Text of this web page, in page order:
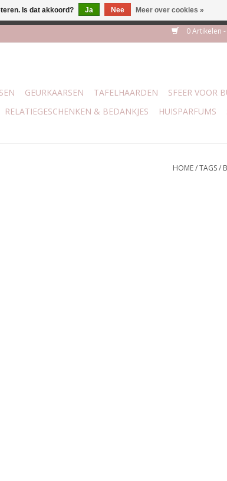
0 Artikelen
GEURKAARSEN TAFELHAARDEN SFEER VOOR
RELATIEGESCHENKEN & BEDANKJES HUISPARFUMS
HOME/TAGS/
Is dat akkoord? Ja Nee Meer over cookies »
107 Zwolle | 27 juli t/m 3 aug VAKANTIE